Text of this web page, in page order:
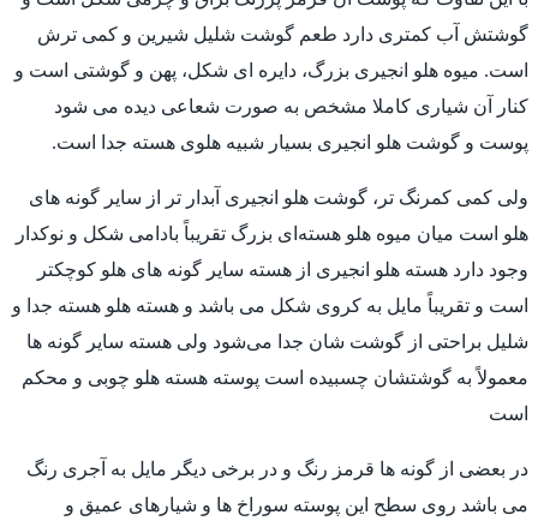
گوشتش آب کمتری دارد طعم گوشت شلیل شیرین و کمی ترش
است. میوه هلو انجیری بزرگ، دایره ای شکل، پهن و گوشتی است و
کنار آن شیاری کاملا مشخص به صورت شعاعی دیده می شود
پوست و گوشت هلو انجیری بسیار شبیه هلوی هسته جدا است.
ولی کمی کمرنگ تر، گوشت هلو انجیری آبدار تر از سایر گونه های
هلو است میان میوه هلو هسته‌ای بزرگ تقریباً بادامی شکل و نوکدار
وجود دارد هسته هلو انجیری از هسته سایر گونه های هلو کوچکتر
است و تقریباً مایل به کروی شکل می باشد و هسته هلو هسته جدا و
شلیل براحتی از گوشت شان جدا می‌شود ولی هسته سایر گونه ها
معمولاً به گوشتشان چسبیده است پوسته هسته هلو چوبی و محکم
است
در بعضی از گونه ها قرمز رنگ و در برخی دیگر مایل به آجری رنگ
می باشد روی سطح این پوسته سوراخ ها و شیارهای عمیق و